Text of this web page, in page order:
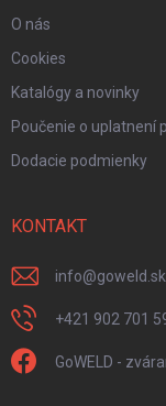
O nás
Cookies
Katalógy a novinky
Poučenie o uplatnení
Dodacie podmienky
KONTAKT
info@goweld.sk
+421 902 701
GoWELD -